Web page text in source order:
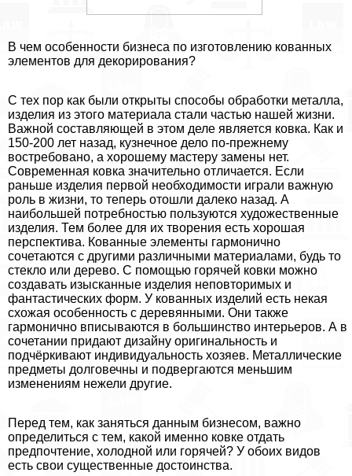
В чем особенности бизнеса по изготовлению кованных
элементов для декорирования?
С тех пор как были открыты способы обработки металла,
изделия из этого материала стали частью нашей жизни.
Важной составляющей в этом деле является ковка. Как и
150-200 лет назад, кузнечное дело по-прежнему
востребовано, а хорошему мастеру замены нет.
Современная ковка значительно отличается. Если
раньше изделия первой необходимости играли важную
роль в жизни, то теперь отошли далеко назад. А
наибольшей потребностью пользуются художественные
изделия. Тем более для их творения есть хорошая
перспектива. Кованные элементы гармонично
сочетаются с другими различными материалами, будь то
стекло или дерево. С помощью горячей ковки можно
создавать изысканные изделия неповторимых и
фантастических форм. У кованных изделий есть некая
схожая особенность с деревянными. Они также
гармонично вписываются в большинство интерьеров. А в
сочетании придают дизайну оригинальность и
подчёркивают индивидуальность хозяев. Металлические
предметы долговечны и подвергаются меньшим
изменениям нежели другие.
Перед тем, как заняться данным бизнесом, важно
определиться с тем, какой именно ковке отдать
предпочтение, холодной или горячей? У обоих видов
есть свои существенные достоинства.